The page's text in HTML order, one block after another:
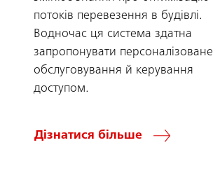
потоків перевезення в будівлі.
Водночас ця система здатна
запропонувати персоналізоване
обслуговування й керування
доступом.
Дізнатися більше